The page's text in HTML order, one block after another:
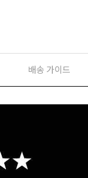
배송 가이드